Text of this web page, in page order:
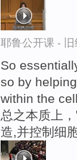
耶鲁公开课 -
So
so by
within the
总之本质上
造,并控制细